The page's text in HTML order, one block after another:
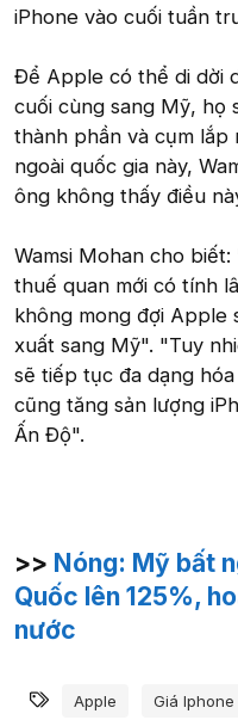
iPhone vào cuối tuần
Để Apple có thể di dời
cuối cùng sang Mỹ, họ
thành phần và cụm
ngoài quốc gia này,
ông không thấy điều
Wamsi Mohan cho
thuế quan mới có tính
không mong đợi Apple
xuất sang Mỹ". "Tuy
sẽ tiếp tục đa dạng
cũng tăng sản lượng
Ấn Độ".
>> Nóng: Mỹ bất
Quốc lên 125%,
nước
Từ khóa
Apple Giá Iphone